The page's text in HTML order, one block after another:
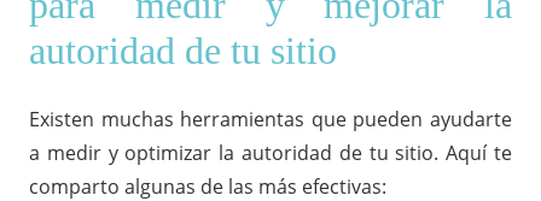
autoridad de tu sitio
Existen muchas herramientas que pueden ayudarte
a medir y optimizar la autoridad de tu sitio. Aquí te
comparto algunas de las más efectivas: